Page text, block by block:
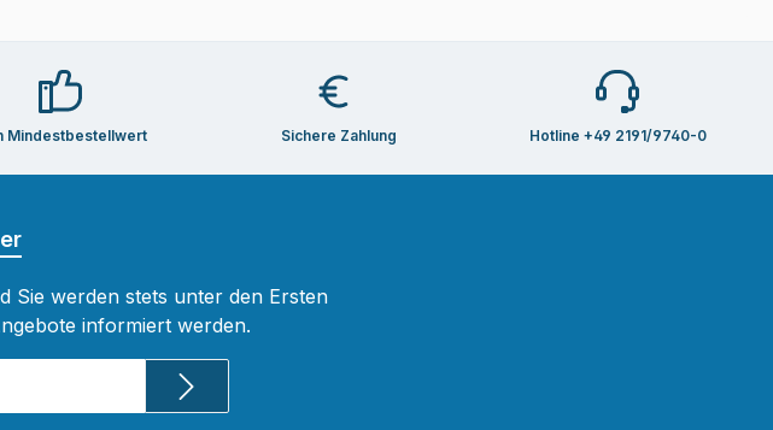
Mindestbestellwert Sichere Zahlung Hotline +49 2191/9740-0
Sie werden stets unter den Ersten
informiert werden.